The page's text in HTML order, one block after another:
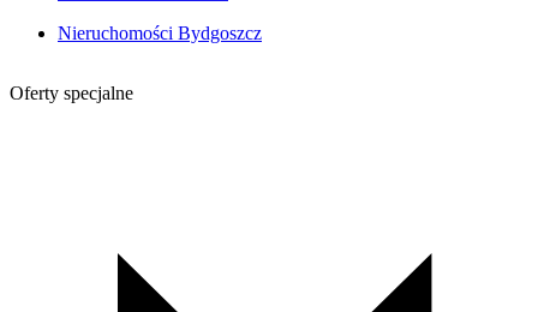
Nieruchomości Bydgoszcz
Oferty specjalne